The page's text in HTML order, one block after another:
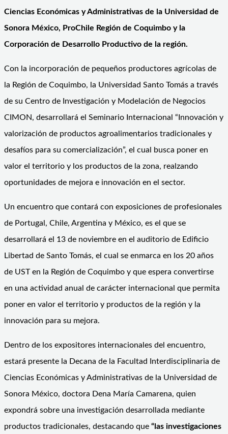
Ciencias Económicas y Administrativas de la Universidad de
Sonora México, ProChile Región de Coquimbo y la
Corporación de Desarrollo Productivo de la región.
Con la incorporación de pequeños productores agrícolas de
la Región de Coquimbo, la Universidad Santo Tomás a través
de su Centro de Investigación y Modelación de Negocios
CIMON, desarrollará el Seminario Internacional “Innovación y
valorización de productos agroalimentarios tradicionales y
desafíos para su comercialización”, el cual busca poner en
valor el territorio y los productos de la zona, realzando
oportunidades de mejora e innovación en el sector.
Un encuentro que contará con exposiciones de profesionales
de Portugal, Chile, Argentina y México, es el que se
desarrollará el 13 de noviembre en el auditorio de Edificio
Libertad de Santo Tomás, el cual se enmarca en los 20 años
de UST en la Región de Coquimbo y que espera convertirse
en una actividad anual de carácter internacional que permita
poner en valor el territorio y productos de la región y la
innovación para su mejora.
Dentro de los expositores internacionales del encuentro,
estará presente la Decana de la Facultad Interdisciplinaria de
Ciencias Económicas y Administrativas de la Universidad de
Sonora México, doctora Dena María Camarena, quien
expondrá sobre una investigación desarrollada mediante
productos tradicionales, destacando que “las investigaciones